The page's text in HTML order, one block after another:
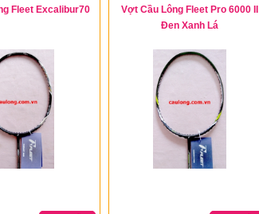
Fleet Excalibur70
Vợt Cầu Lông Fleet Pro 6000 II
Đen Xanh Lá